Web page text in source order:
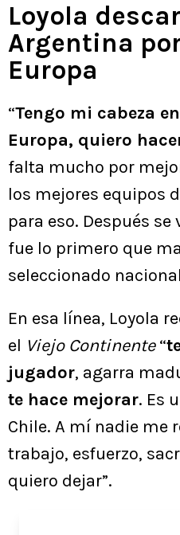
Loyola
Argentina
Europa
“Tengo mi cabeza
Europa, quiero
falta mucho por
los mejores equipos
para eso. Después se
fue lo primero que
seleccionado
En esa línea, Loyola
el Viejo Continente“
jugador, agarra
te hace mejorar. Es
Chile. A mí nadie me
trabajo, esfuerzo,
quiero dejar”.